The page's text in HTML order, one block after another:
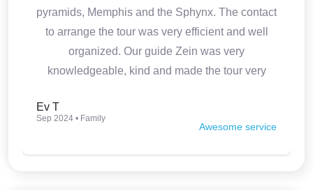
pyramids, Memphis and the Sphynx. The contact
to arrange the tour was very efficient and well
organized. Our guide Zein was very
knowledgeable, kind and made the tour very
Ev T
Sep 2024 • Family
Awesome service